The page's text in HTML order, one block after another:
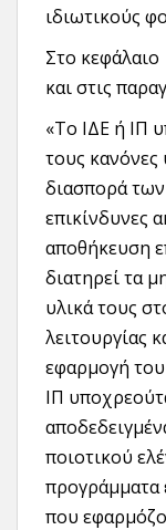
ιδιωτικούς
Στο
και στις
«Το ΙΔΕ ή ΙΠ
τους κανόνες
διασπορά
επικίνδυνες
αποθήκευση
διατηρεί τα
υλικά τους
λειτουργίας
εφαρμογή
ΙΠ
ποιοτικού
προγράμματα
που